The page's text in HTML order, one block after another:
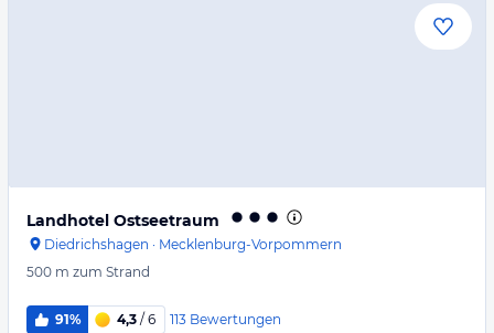
Landhotel Ostseetraum
Diedrichshagen · Mecklenburg-Vorpommern
500 m zum Strand
91% 4,3 / 6 113 Bewertungen